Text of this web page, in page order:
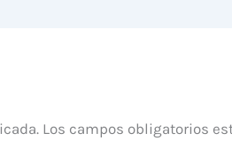
Los campos obligatorios